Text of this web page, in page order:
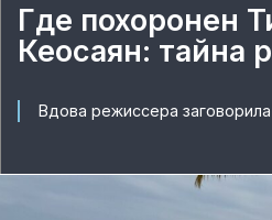
Где похоронен
Кеосаян: тайна
Вдова режиссера заговорила